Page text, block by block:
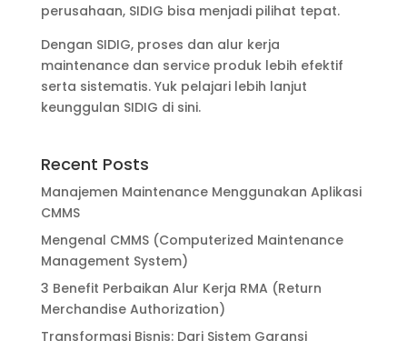
perusahaan, SIDIG bisa menjadi pilihat tepat.
Dengan SIDIG, proses dan alur kerja
maintenance dan service produk lebih efektif
serta sistematis. Yuk pelajari lebih lanjut
keunggulan SIDIG di sini.
Recent Posts
Manajemen Maintenance Menggunakan Aplikasi
CMMS
Mengenal CMMS (Computerized Maintenance
Management System)
3 Benefit Perbaikan Alur Kerja RMA (Return
Merchandise Authorization)
Transformasi Bisnis: Dari Sistem Garansi